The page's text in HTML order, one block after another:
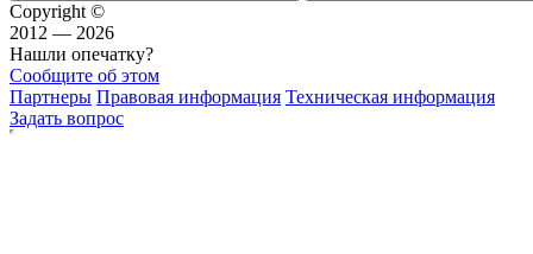
Copyright ©
2012 — 2026
Нашли опечатку?
Сообщите об этом
Партнеры Правовая информация Техническая информация
Задать вопрос